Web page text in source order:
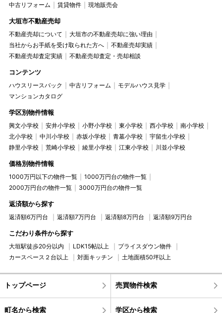
中古リフォーム
賃貸物件 現地販売会
大垣市不動産売却
不動産売却について
大垣市の不動産売却に強い理由
当社からお手紙を受け取られた方へ
不動産売却実績
不動産売却査定実績
不動産売却査定・売却相談
コンテンツ
ハウスリースバック 中古リフォーム
モデルハウス見学
マンションカタログ
学区別物件情報
興文小学校 安井小学校 小野小学校 東小学校 西小学校
南小学校
北小学校
中川小学校 赤坂小学校 青墓小学校
宇留生小学校
静里小学校
荒崎小学校 綾里小学校 江東小学校 川並小学校
価格別物件情報
1000万円以下の物件一覧
1000万円台の物件一覧
2000万円台の物件一覧
3000万円台の物件一覧
返済額から探す
返済額6万円台 返済額7万円台 返済額8万円台 返済額9万円台
こだわり条件から探す
大垣駅徒歩20分以内 LDK15帖以上
プライスダウン物件
カースペース２台以上
対面キッチン 土地面積50坪以上
トップページ 売買物件検索
町名から検索 学区から検索